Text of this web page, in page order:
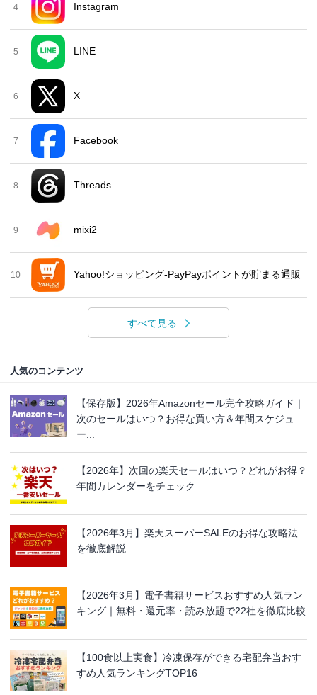
4 Instagram
5 LINE
6 X
7 Facebook
8 Threads
9 mixi2
10 Yahoo!ショッピング-PayPayポイントが貯まる通販
すべて見る
人気のコンテンツ
【保存版】2026年Amazonセール完全攻略ガイド｜
次のセールはいつ？お得な買い方＆年間スケジュ
ー...
【2026年】次回の楽天セールはいつ？どれがお得？
年間カレンダーをチェック
【2026年3月】楽天スーパーSALEのお得な攻略法
を徹底解説
【2026年3月】電子書籍サービスおすすめ人気ラン
キング｜無料・還元率・読み放題で22社を徹底比較
【100食以上実食】冷凍保存ができる宅配弁当おす
すめ人気ランキングTOP16